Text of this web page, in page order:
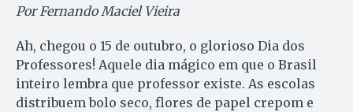
Por Fernando Maciel Vieira
Ah, chegou o 15 de outubro, o glorioso Dia dos
Professores! Aquele dia mágico em que o Brasil
inteiro lembra que professor existe. As escolas
distribuem bolo seco, flores de papel crepom e